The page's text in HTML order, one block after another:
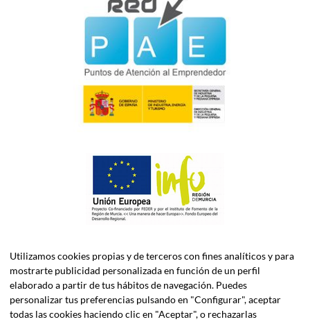
Utilizamos cookies propias y de terceros con fines analíticos y para
mostrarte publicidad personalizada en función de un perfil
elaborado a partir de tus hábitos de navegación. Puedes
personalizar tus preferencias pulsando en "Configurar", aceptar
todas las cookies haciendo clic en "Aceptar", o rechazarlas